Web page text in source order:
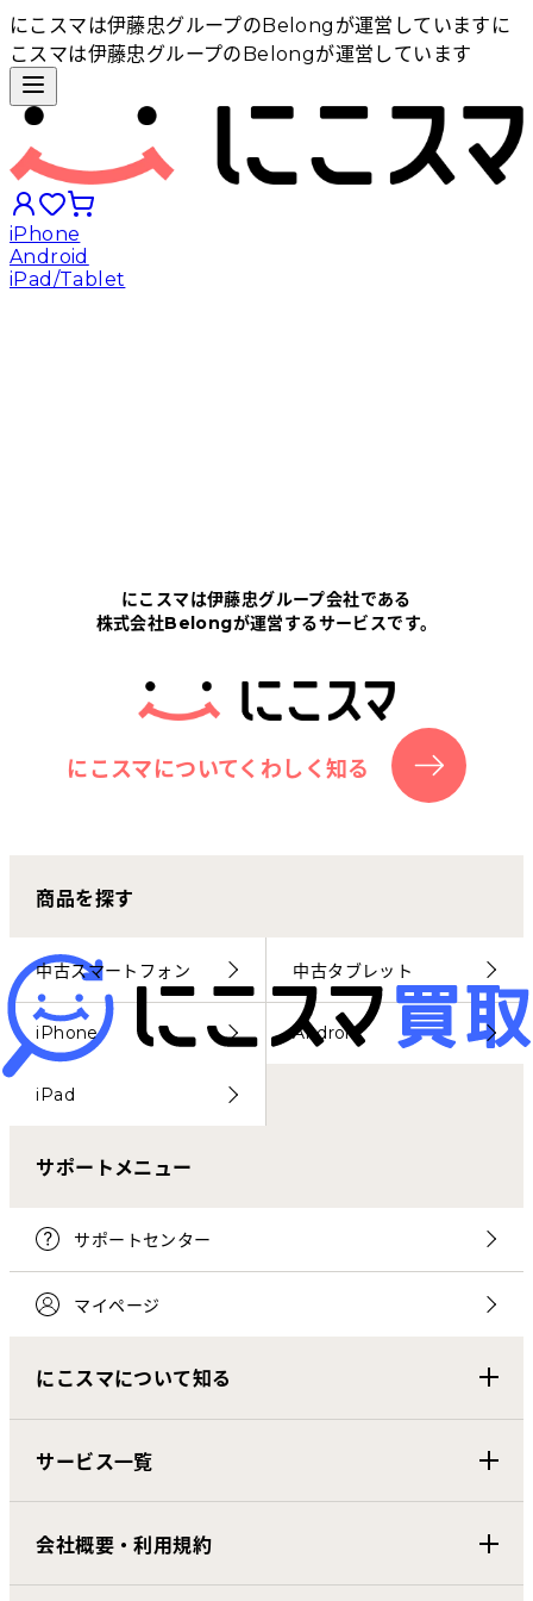
にこスマは伊藤忠グループのBelongが運営しています に
こスマは伊藤忠グループのBelongが運営しています
iPhone
Android
iPad/Tablet
にこスマについて
サポートセンター
お客さまの声
にこスマ通信
マイページ
にこスマは伊藤忠グループ会社である
株式会社Belongが運営するサービスです。
にこスマについてくわしく知る
商品を探す
中古スマートフォン 中古タブレット
iPhone Android
iPad
サポートメニュー
サポートセンター
マイページ
にこスマについて知る
サービス一覧
会社概要・利用規約